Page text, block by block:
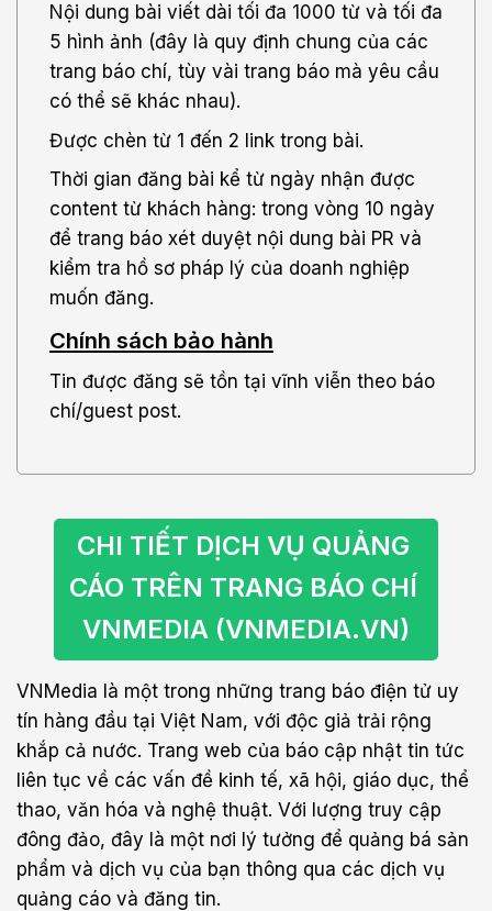
Nội dung bài viết dài tối đa 1000 từ và tối đa
5 hình ảnh (đây là quy định chung của các
trang báo chí, tùy vài trang báo mà yêu cầu
có thể sẽ khác nhau).
Được chèn từ 1 đến 2 link trong bài.
Thời gian đăng bài kể từ ngày nhận được
content từ khách hàng: trong vòng 10 ngày
để trang báo xét duyệt nội dung bài PR và
kiểm tra hồ sơ pháp lý của doanh nghiệp
muốn đăng.
Chính sách bảo hành
Tin được đăng sẽ tồn tại vĩnh viễn theo báo
chí/guest post.
CHI TIẾT DỊCH VỤ QUẢNG
CÁO TRÊN TRANG BÁO CHÍ
VNMEDIA (VNMEDIA.VN)
VNMedia là một trong những trang báo điện tử uy
tín hàng đầu tại Việt Nam, với độc giả trải rộng
khắp cả nước. Trang web của báo cập nhật tin tức
liên tục về các vấn đề kinh tế, xã hội, giáo dục, thể
thao, văn hóa và nghệ thuật. Với lượng truy cập
đông đảo, đây là một nơi lý tưởng để quảng bá sản
phẩm và dịch vụ của bạn thông qua các dịch vụ
quảng cáo và đăng tin.